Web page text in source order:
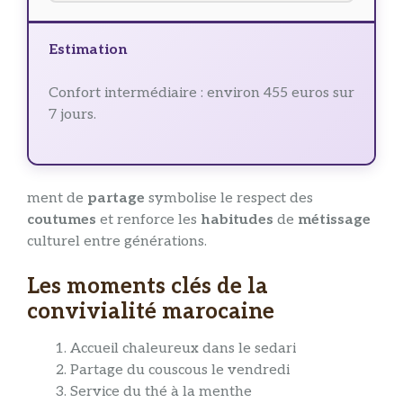
Estimation
Confort intermédiaire : environ 455 euros sur
7 jours.
ment de partage symbolise le respect des
coutumes et renforce les habitudes de métissage
culturel entre générations.
Les moments clés de la
convivialité marocaine
Accueil chaleureux dans le sedari
Partage du couscous le vendredi
Service du thé à la menthe